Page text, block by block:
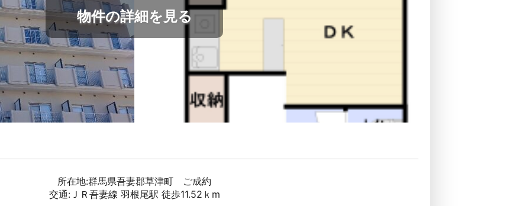
物件の詳細を見る
所在地:群馬県吾妻郡草津町 ご成約
交通:ＪＲ吾妻線 羽根尾駅 徒歩11.52ｋm